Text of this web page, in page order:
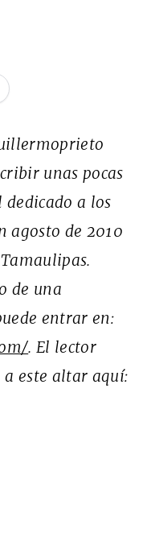
unas pocas
a los
agosto de 2010
de una
entrar en:
. El lector
este altar aquí: